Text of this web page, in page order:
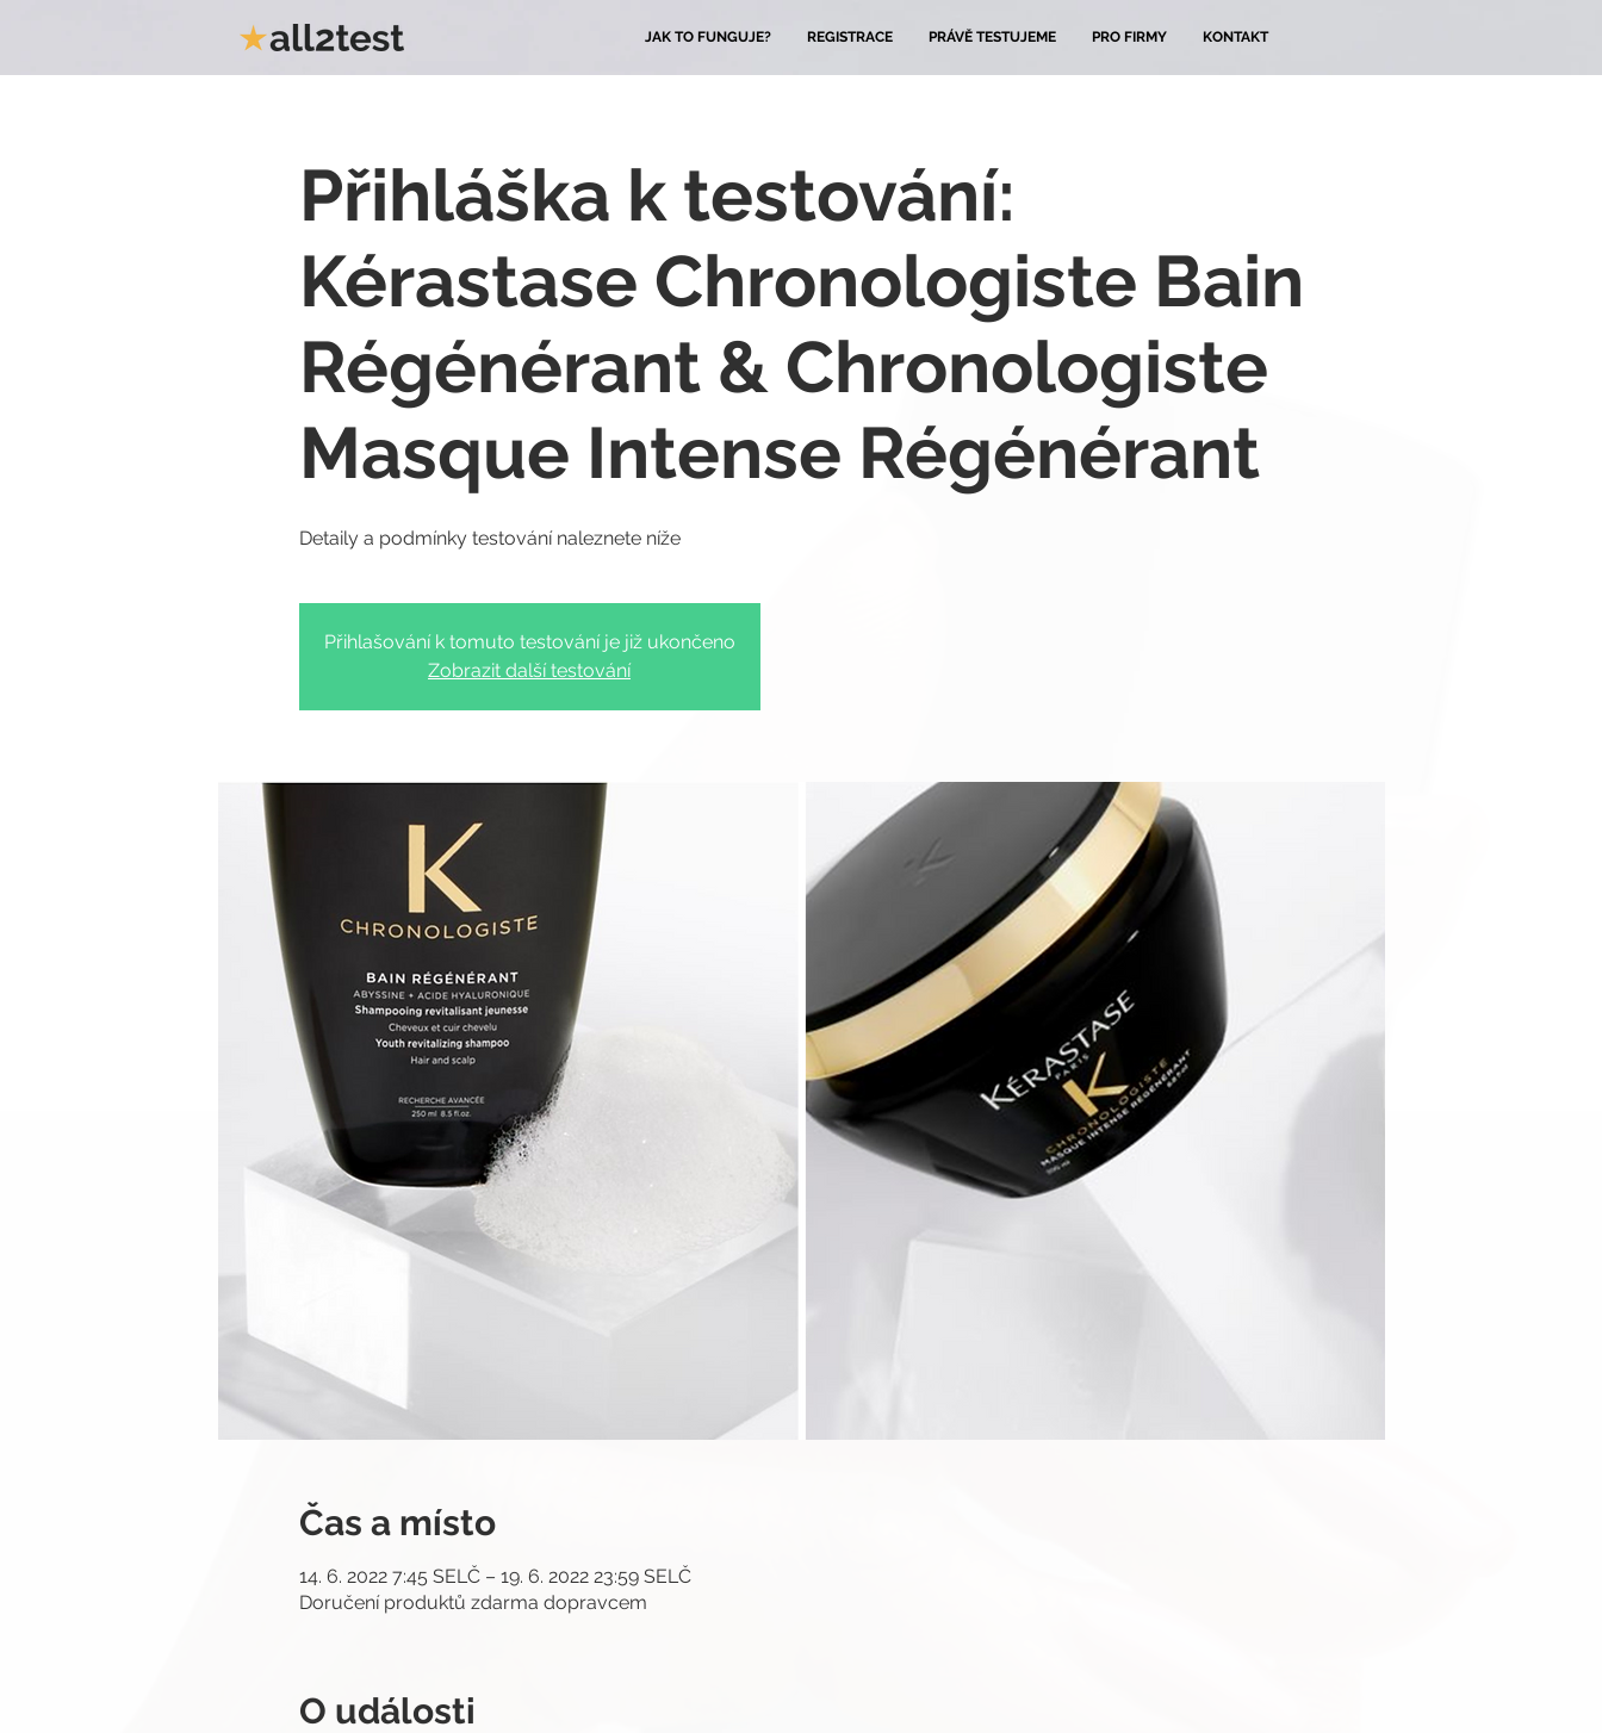
JAK TO FUNGUJE? REGISTRACE PRÁVĚ TESTUJEME PRO FIRMY KONTAKT
Přihláška k testování:
Kérastase Chronologiste Bain
Régénérant & Chronologiste
Masque Intense Régénérant
Detaily a podmínky testování naleznete níže
Přihlašování k tomuto testování je již ukončeno
Zobrazit další testování
Čas a místo
14. 6. 2022 7:45 SELČ – 19. 6. 2022 23:59 SELČ
Doručení produktů zdarma dopravcem
O události